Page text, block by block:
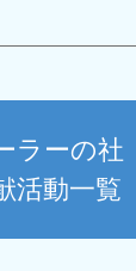
ラーの社
活動一覧